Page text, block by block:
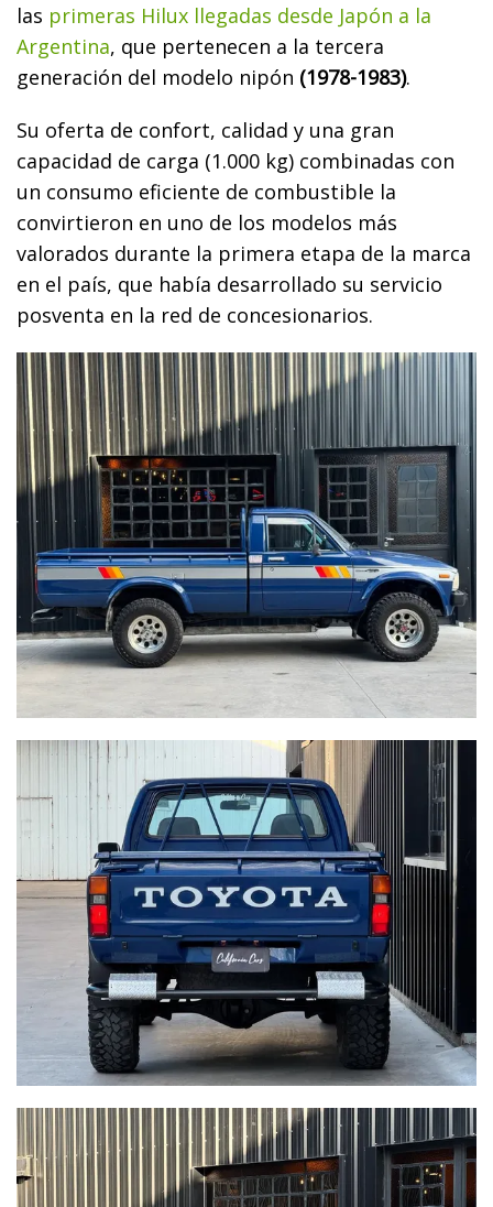
las primeras Hilux llegadas desde Japón a la
Argentina, que pertenecen a la tercera
generación del modelo nipón (1978-1983).
Su oferta de confort, calidad y una gran
capacidad de carga (1.000 kg) combinadas con
un consumo eficiente de combustible la
convirtieron en uno de los modelos más
valorados durante la primera etapa de la marca
en el país, que había desarrollado su servicio
posventa en la red de concesionarios.